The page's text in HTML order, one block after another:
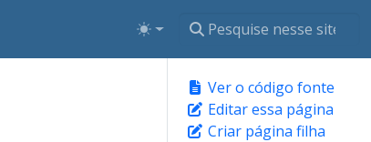
Ver o código fonte
Editar essa página
Criar página filha